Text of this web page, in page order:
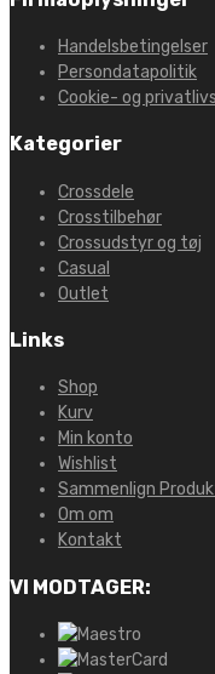
Handelsbetingelser
Persondatapolitik
Cookie- og
Kategorier
Crossdele
Crosstilbehør
Crossudstyr og tøj
Casual
Outlet
Links
Shop
Kurv
Min konto
Wishlist
Sammenlign
Om om
Kontakt
VI MODTAGER: